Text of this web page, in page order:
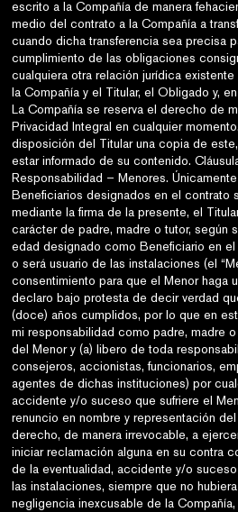
escrito a la Compañía de manera
medio del contrato a la Compañía a
cuando dicha transferencia sea precisa
cumplimiento de las obligaciones
cualquiera otra relación jurídica existente
la Compañía y el Titular, el Obligado y,
La Compañía se reserva el derecho de
Privacidad Integral en cualquier
disposición del Titular una copia de
estar informado de su contenido.
Responsabilidad – Menores.
Beneficiarios designados en el contrato
mediante la firma de la presente, el
carácter de padre, madre o tutor, según
edad designado como Beneficiario en
o será usuario de las instalaciones (el
consentimiento para que el Menor haga
declaro bajo protesta de decir verdad
(doce) años cumplidos, por lo que en
mi responsabilidad como padre, madre
del Menor y (a) libero de toda
consejeros, accionistas, funcionarios,
agentes de dichas instituciones) por
accidente y/o suceso que sufriere el
renuncio en nombre y representación
derecho, de manera irrevocable, a
iniciar reclamación alguna en su contra
de la eventualidad, accidente y/o
las instalaciones, siempre que no
negligencia inexcusable de la